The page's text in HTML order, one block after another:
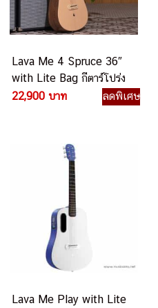
Lava Me 4 Spruce 36″
with Lite Bag กีตาร์โปร่ง
ไฟฟ้า
22,900 บาท ลดพิเศษ
Lava Me Play with Lite